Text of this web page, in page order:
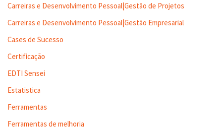
Carreiras e Desenvolvimento Pessoal|Gestão de Projetos
Carreiras e Desenvolvimento Pessoal|Gestão Empresarial
Cases de Sucesso
Certificação
EDTI Sensei
Estatistica
Ferramentas
Ferramentas de melhoria